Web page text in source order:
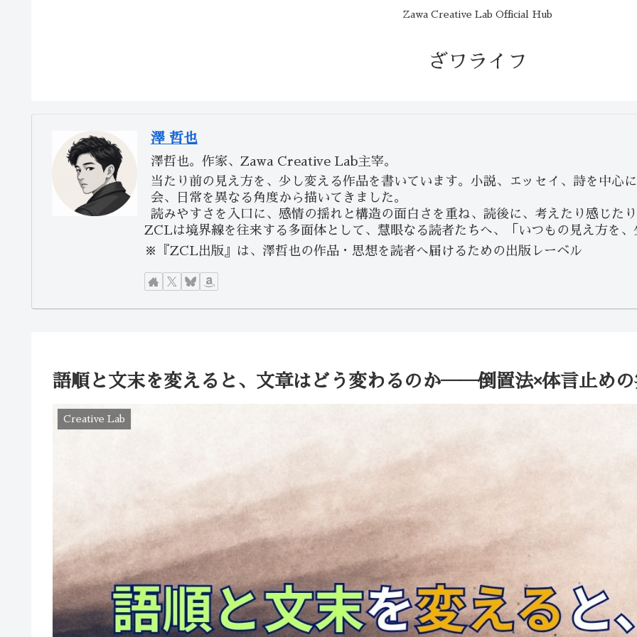
Zawa Creative Lab Official Hub
ざワライフ
澤 哲也
澤哲也。作家、Zawa Creative Lab主宰。
当たり前の見え方を、少し変える作品を書いています。小説、エッセイ、詩を中心
会、日常を異なる角度から描いてきました。
読みやすさを入口に、感情の揺れと構造の面白さを重ね、読後に、考えたり感じた
ZCLは境界線を往来する多面体として、慧眼なる読者たちへ、「いつもの見え方を
※『ZCL出版』は、澤哲也の作品・思想を読者へ届けるための出版レーベル
語順と文末を変えると、文章はどう変わるのか──倒置法×体言止め
Creative Lab